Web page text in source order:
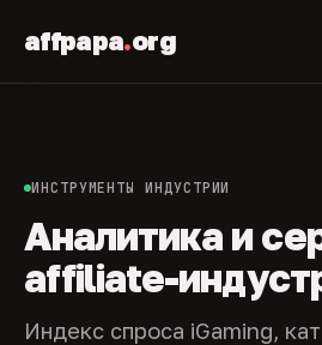
affpapa.org
ИНСТРУМЕНТЫ ИНДУСТРИИ
Аналитика и
affiliate-
Индекс спроса iGaming,